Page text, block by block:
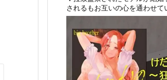
されるもお互いの心を通わせ